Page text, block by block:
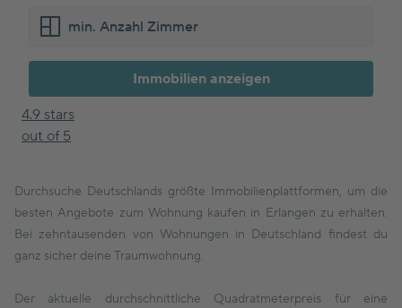
Immobilien anzeigen
4.9 stars
out of 5
Durchsuche Deutschlands größte Immobilienplattformen, um die
besten Angebote zum Wohnung kaufen in Erlangen zu erhalten.
Bei zehntausenden von Wohnungen in Deutschland findest du
ganz sicher deine Traumwohnung.
Der aktuelle durchschnittliche Quadratmeterpreis für eine